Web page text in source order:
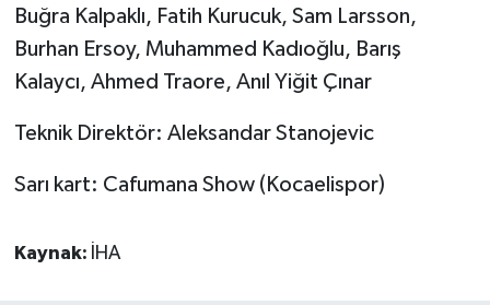
Buğra Kalpaklı, Fatih Kurucuk, Sam Larsson,
Burhan Ersoy, Muhammed Kadıoğlu, Barış
Kalaycı, Ahmed Traore, Anıl Yiğit Çınar
Teknik Direktör: Aleksandar Stanojevic
Sarı kart: Cafumana Show (Kocaelispor)
Kaynak: İHA